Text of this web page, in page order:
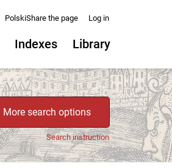
PolskiShare the page Log in
Indexes Library
More search options
Search instruction